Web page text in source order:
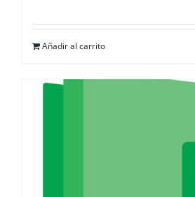
Añadir al carrito